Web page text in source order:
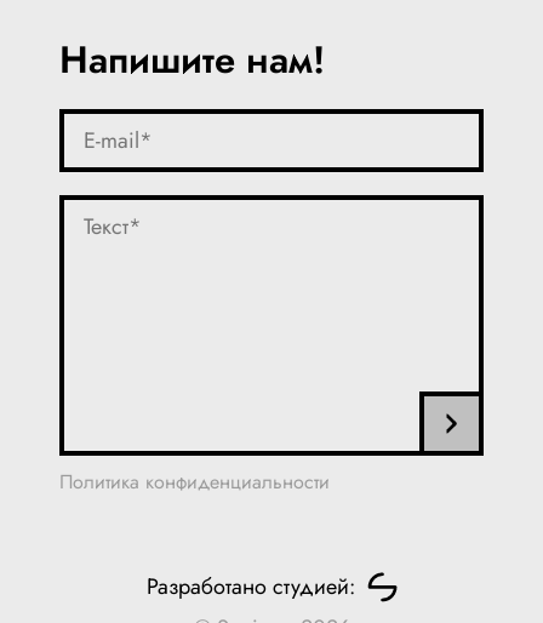
Напишите нам!
Политика конфиденциальности
Разработано студией: